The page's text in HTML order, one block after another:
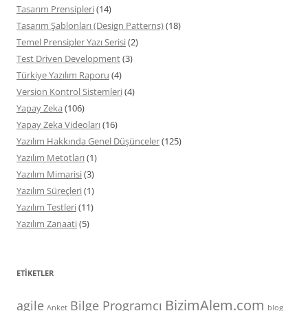
Tasarım Prensipleri(14)
Tasarım Şablonları (Design Patterns)(18)
Temel Prensipler Yazı Serisi(2)
Test Driven Development(3)
Türkiye Yazılım Raporu (4)
Version Kontrol Sistemleri(4)
Yapay Zeka (106)
Yapay Zeka Videoları(16)
Yazılım Hakkında Genel Düşünceler(125)
Yazılım Metotları(1)
Yazılım Mimarisi(3)
Yazılım Süreçleri(1)
Yazılım Testleri(11)
Yazılım Zanaati(5)
ETIKETLER
agile Anket Bilge Programcı BizimAlem.com blog